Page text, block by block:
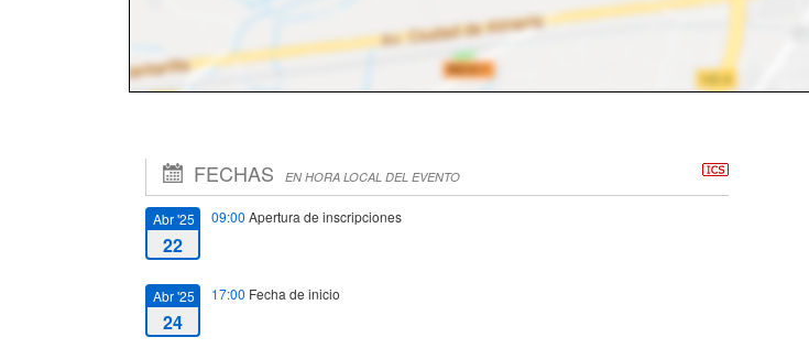
FECHAS EN HORA LOCAL DEL EVENTO
Abr '25
22
09:00 Apertura de inscripciones
Abr '25
24
17:00 Fecha de inicio